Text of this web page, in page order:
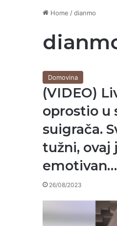
Home /dianmo
Domovina
(VIDEO)
oprostio u
suigrača.
tužni, ovaj
emotivan…
26/08/2023